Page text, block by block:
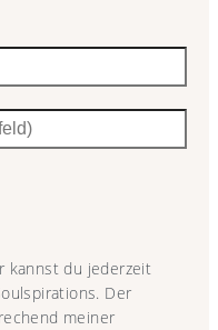
kannst du jederzeit
Der
meiner